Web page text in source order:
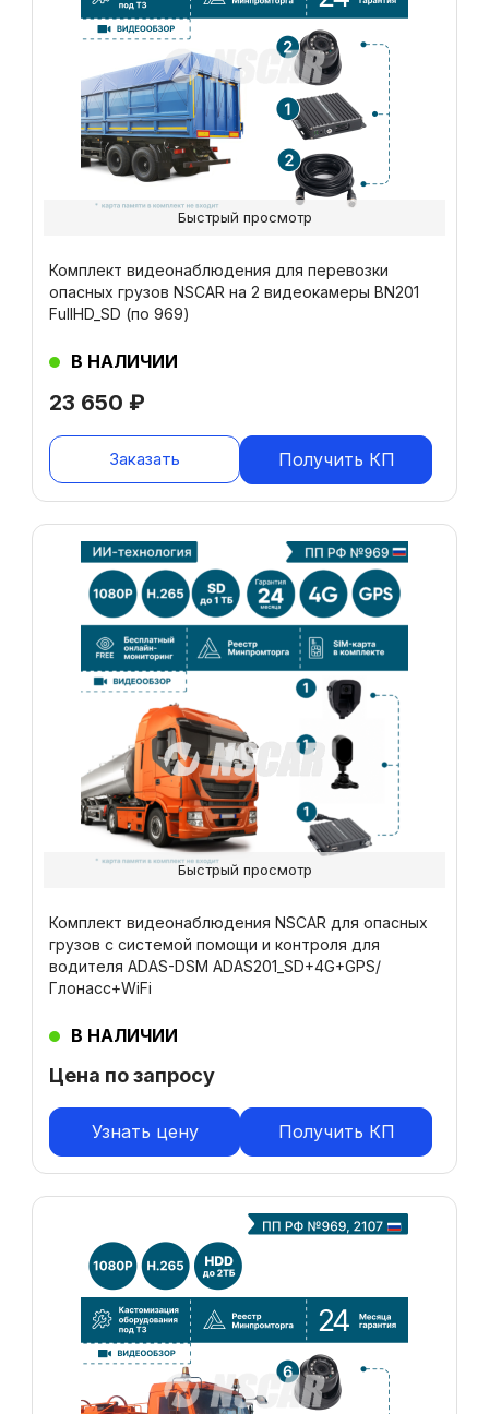
23 650 ₽
Комплект видеонаблюдения для перевозки
опасных грузов NSCAR на 2 видеокамеры BN201
FullHD_SD (по 969)
В НАЛИЧИИ
Заказать Получить КП
Быстрый просмотр
Цена по запросу
Комплект видеонаблюдения NSCAR для опасных
грузов с системой помощи и контроля для
водителя ADAS-DSM ADAS201_SD+4G+GPS/
Глонасс+WiFi
В НАЛИЧИИ
Узнать цену Получить КП
Быстрый просмотр